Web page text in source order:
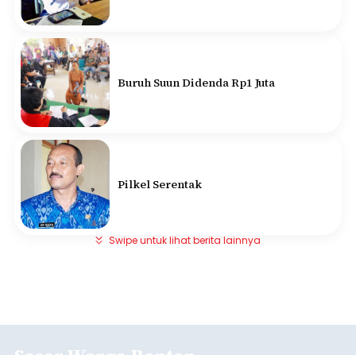
Buruh Suun Didenda Rp1 Juta
Pilkel Serentak
Swipe untuk lihat berita lainnya